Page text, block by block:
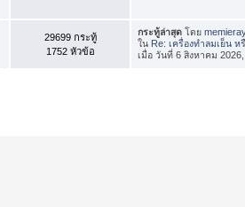
29699 กระทู้
1752 หัวข้อ
กระทู้ล่าสุด โดย
ใน Re: เครื่องทำลมเย็น หรื
เมื่อ วันที่ 6 สิงหาคม 2026,